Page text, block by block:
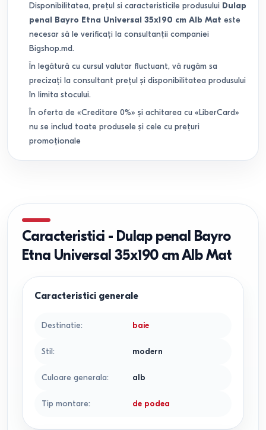
Disponibilitatea, prețul si caracteristicile produsului Dulap
penal Bayro Etna Universal 35x190 cm Alb Mat este
necesar să le verificați la consultanții companiei
Bigshop.md.
În legătură cu cursul valutar fluctuant, vă rugăm sa
precizați la consultant prețul și disponibilitatea produsului
în limita stocului.
În oferta de «Creditare 0%» și achitarea cu «LiberCard»
nu se includ toate produsele și cele cu prețuri
promoționale
Caracteristici - Dulap penal Bayro
Etna Universal 35x190 cm Alb Mat
Caracteristici generale
Destinatie: baie
Stil: modern
Culoare generala: alb
Tip montare: de podea